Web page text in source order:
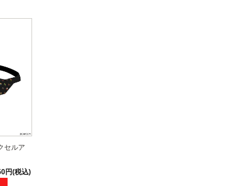
セルア
円(税込)